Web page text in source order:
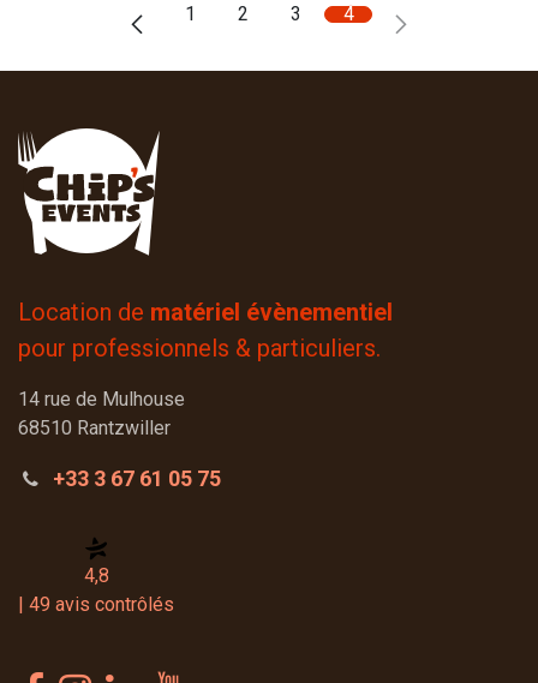
1 2 3 4
Location de matériel évènementiel
pour professionnels & particuliers.
14 rue de Mulhouse
68510 Rantzwiller
+33 3 67 61 05 75
4,8
| 49 avis contrôlés